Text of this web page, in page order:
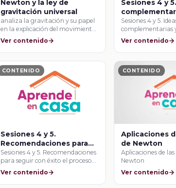
Newton y la ley de
gravitación universal
analiza la gravitación y su papel
en la explicación del movimiento
de …
Ver contenido
Sesiones 4 y
Sesiones 4 y 5.
complementarias
contradictorias
Ver contenido
CONTENIDO
Sesiones 4 y 5.
Recomendaciones para
seguir con éxito el
proceso de una
convocatoria
Sesiones 4 y 5. Recomendaciones
para seguir con éxito el proceso
de …
Ver contenido
CONTENIDO
Aplicaciones
de Newton
Aplicaciones de las
Newton
Ver contenido